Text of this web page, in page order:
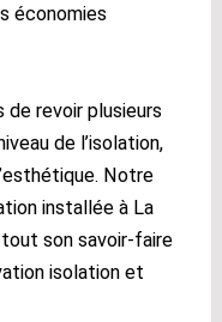
économies
revoir plusieurs
de l’isolation,
Notre
installée à La
son savoir-faire
isolation et